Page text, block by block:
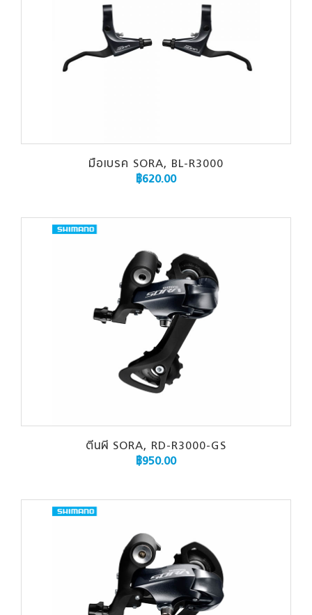
มือเบรค SORA, BL-R3000
฿620.00
ตีนผี SORA, RD-R3000-GS
฿950.00